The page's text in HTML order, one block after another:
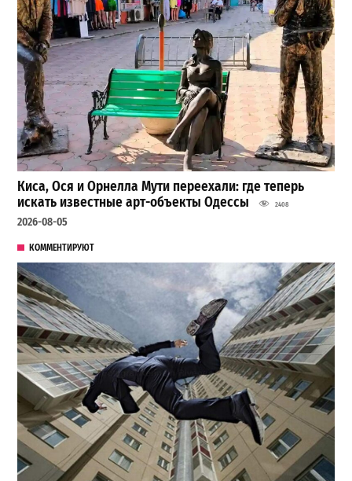
Киса, Ося и Орнелла Мути переехали: где теперь
искать известные арт-объекты Одессы
2408
2026-08-05
КОММЕНТИРУЮТ